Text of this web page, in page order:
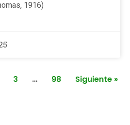
1916)
3 … 98 Siguiente »